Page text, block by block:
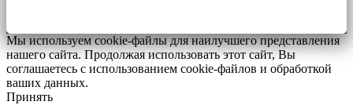
Мы используем cookie-файлы для наилучшего представления
нашего сайта. Продолжая использовать этот сайт, Вы
соглашаетесь с использованием cookie-файлов и обработкой
ваших данных.
Принять